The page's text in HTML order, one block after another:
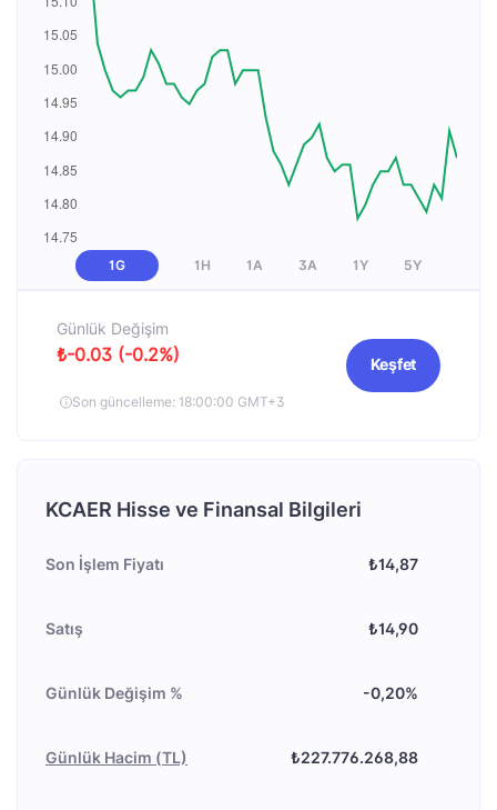
1G 1H 1A 3A 1Y 5Y
Günlük Değişim
₺-0.03 (-0.2%)
Son güncelleme: 18:00:00 GMT+3
Keşfet
KCAER Hisse ve Finansal Bilgileri
Son İşlem Fiyatı ₺14,87
Satış ₺14,90
Günlük Değişim % -0,20%
Günlük Hacim (TL) ₺227.776.268,88